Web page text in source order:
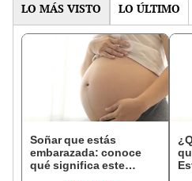
LO MÁS VISTO LO ÚLTIMO
Soñar que estás
embarazada: conoce
qué significa este